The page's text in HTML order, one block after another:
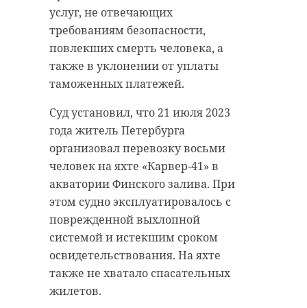
услуг, не отвечающих
требованиям безопасности,
повлекших смерть человека, а
также в уклонении от уплаты
таможенных платежей.
Суд установил, что 21 июля 2023
года житель Петербурга
организовал перевозку восьми
человек на яхте «Карвер-41» в
акватории Финского залива. При
этом судно эксплуатировалось с
поврежденной выхлопной
системой и истекшим сроком
освидетельствования. На яхте
также не хватало спасательных
жилетов.